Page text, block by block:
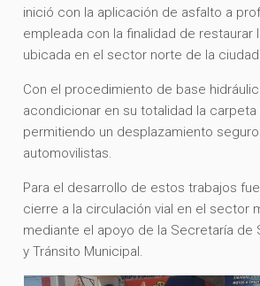
inició con la aplicación de asfalto a
empleada con la finalidad de restaurar
ubicada en el sector norte de la ciudad.
Con el procedimiento de base
acondicionar en su totalidad la
permitiendo un desplazamiento
automovilistas.
Para el desarrollo de estos trabajos
cierre a la circulación vial en el sector
mediante el apoyo de la Secretaría de
y Tránsito Municipal.